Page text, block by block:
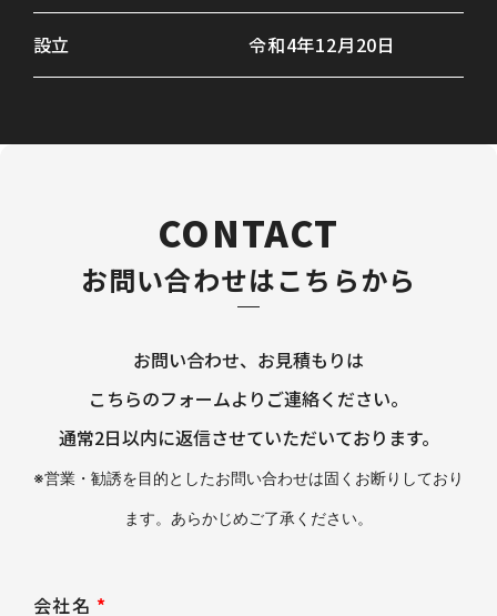
設立 令和4年12月20日
CONTACT
お問い合わせはこちらから
お問い合わせ、お見積もりは
こちらのフォームよりご連絡ください。
通常2日以内に返信させていただいております。
※営業・勧誘を目的としたお問い合わせは固くお断りしており
ます。あらかじめご了承ください。
会社名 *